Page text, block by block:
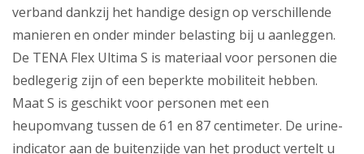
verband dankzij het handige design op verschillende
manieren en onder minder belasting bij u aanleggen.
De TENA Flex Ultima S is materiaal voor personen die
bedlegerig zijn of een beperkte mobiliteit hebben.
Maat S is geschikt voor personen met een
heupomvang tussen de 61 en 87 centimeter. De urine-
indicator aan de buitenzijde van het product vertelt u